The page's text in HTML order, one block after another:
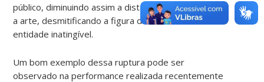
público, diminuindo assim a distância entre a vida e
a arte, desmitificando a figura do artista como uma
entidade inatingível.
Um bom exemplo dessa ruptura pode ser
observado na performance realizada recentemente